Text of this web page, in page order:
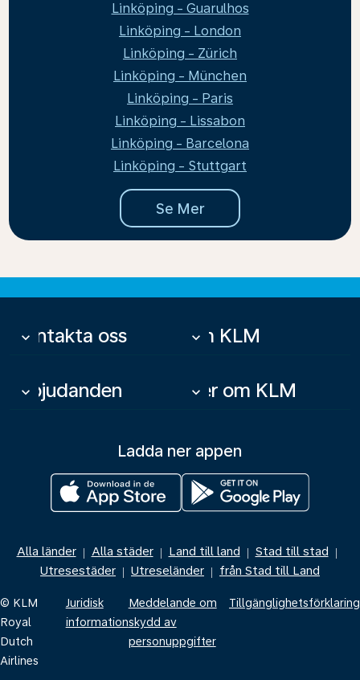
Linköping - Guarulhos
Linköping - London
Linköping - Zürich
Linköping - München
Linköping - Paris
Linköping - Lissabon
Linköping - Barcelona
Linköping - Stuttgart
Se Mer
Kontakta oss
keyboard_arrow_down Om KLM
keyboard_arrow_down
Erbjudanden
keyboard_arrow_down Mer om KLM
keyboard_arrow_down
Ladda ner appen
Alla länder | Alla städer | Land till land | Stad till stad |
Utresestäder | Utreseländer | från Stad till Land
© KLM
Royal
Dutch
Airlines
Juridisk
information
Meddelande om
skydd av
personuppgifter
Tillgänglighetsförklaring